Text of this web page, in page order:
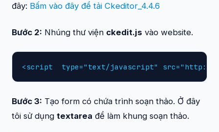
đây: Bấm vào đây để tải Ckeditor_4.4.6
Bước 2: Nhúng thư viện ckedit.js vào website.
<script  type="text/javascript" src="http://
Bước 3: Tạo form có chứa trình soạn thảo. Ở đây
tôi sử dụng textarea để làm khung soạn thảo.